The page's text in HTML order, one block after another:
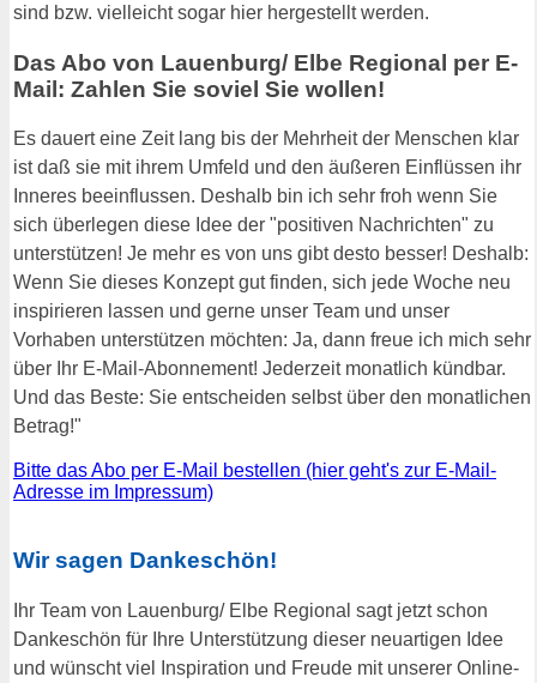
sind bzw. vielleicht sogar hier hergestellt werden.
Das Abo von Lauenburg/ Elbe Regional per E-
Mail: Zahlen Sie soviel Sie wollen!
Es dauert eine Zeit lang bis der Mehrheit der Menschen klar
ist daß sie mit ihrem Umfeld und den äußeren Einflüssen ihr
Inneres beeinflussen. Deshalb bin ich sehr froh wenn Sie
sich überlegen diese Idee der "positiven Nachrichten" zu
unterstützen! Je mehr es von uns gibt desto besser! Deshalb:
Wenn Sie dieses Konzept gut finden, sich jede Woche neu
inspirieren lassen und gerne unser Team und unser
Vorhaben unterstützen möchten: Ja, dann freue ich mich sehr
über Ihr E-Mail-Abonnement! Jederzeit monatlich kündbar.
Und das Beste: Sie entscheiden selbst über den monatlichen
Betrag!"
Bitte das Abo per E-Mail bestellen (hier geht's zur E-Mail-
Adresse im Impressum)
Wir sagen Dankeschön!
Ihr Team von Lauenburg/ Elbe Regional sagt jetzt schon
Dankeschön für Ihre Unterstützung dieser neuartigen Idee
und wünscht viel Inspiration und Freude mit unserer Online-